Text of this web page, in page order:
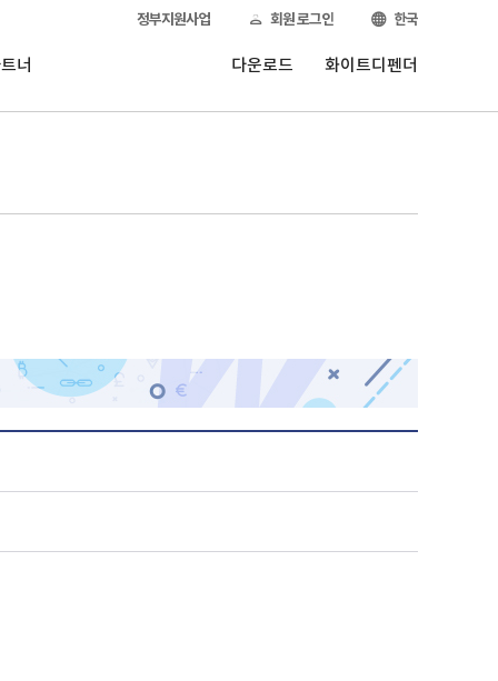
정부지원사업 회원 로그인 한국
너 다운로드 화이트디펜더